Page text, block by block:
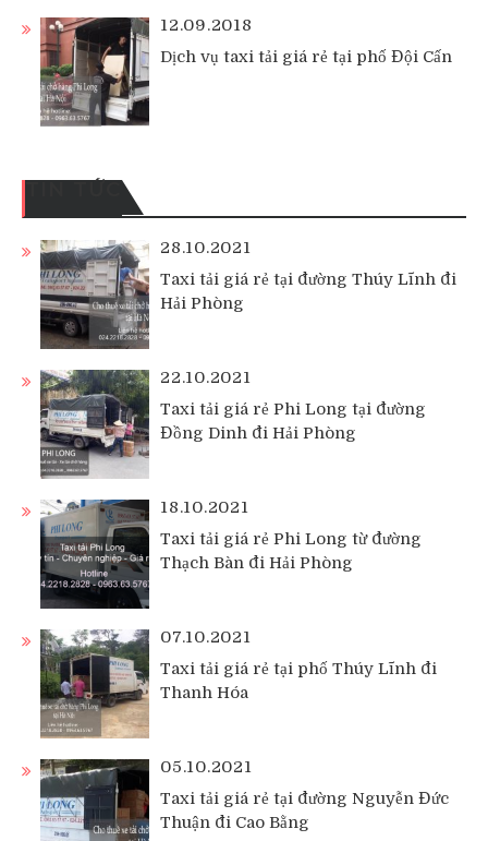
12.09.2018
Dịch vụ taxi tải giá rẻ tại phố Đội Cấn
TIN TỨC
28.10.2021
Taxi tải giá rẻ tại đường Thúy Lĩnh đi
Hải Phòng
22.10.2021
Taxi tải giá rẻ Phi Long tại đường
Đồng Dinh đi Hải Phòng
18.10.2021
Taxi tải giá rẻ Phi Long từ đường
Thạch Bàn đi Hải Phòng
07.10.2021
Taxi tải giá rẻ tại phố Thúy Lĩnh đi
Thanh Hóa
05.10.2021
Taxi tải giá rẻ tại đường Nguyễn Đức
Thuận đi Cao Bằng